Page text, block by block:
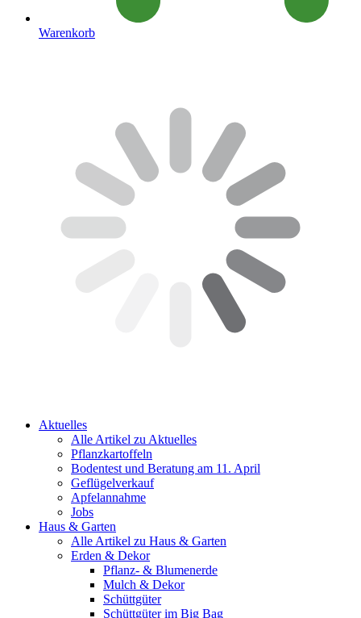
Warenkorb
Aktuelles
Alle Artikel zu Aktuelles
Pflanzkartoffeln
Bodentest und Beratung am 11. April
Geflügelverkauf
Apfelannahme
Jobs
Haus & Garten
Alle Artikel zu Haus & Garten
Erden & Dekor
Pflanz- & Blumenerde
Mulch & Dekor
Schüttgüter
Schüttgüter im Big Bag